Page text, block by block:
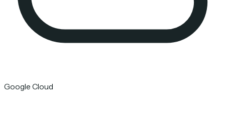
Google Cloud